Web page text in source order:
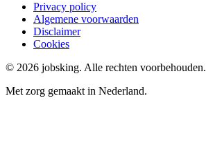
Privacy policy
Algemene voorwaarden
Disclaimer
Cookies
© 2026 jobsking. Alle rechten voorbehouden.
Met zorg gemaakt in Nederland.